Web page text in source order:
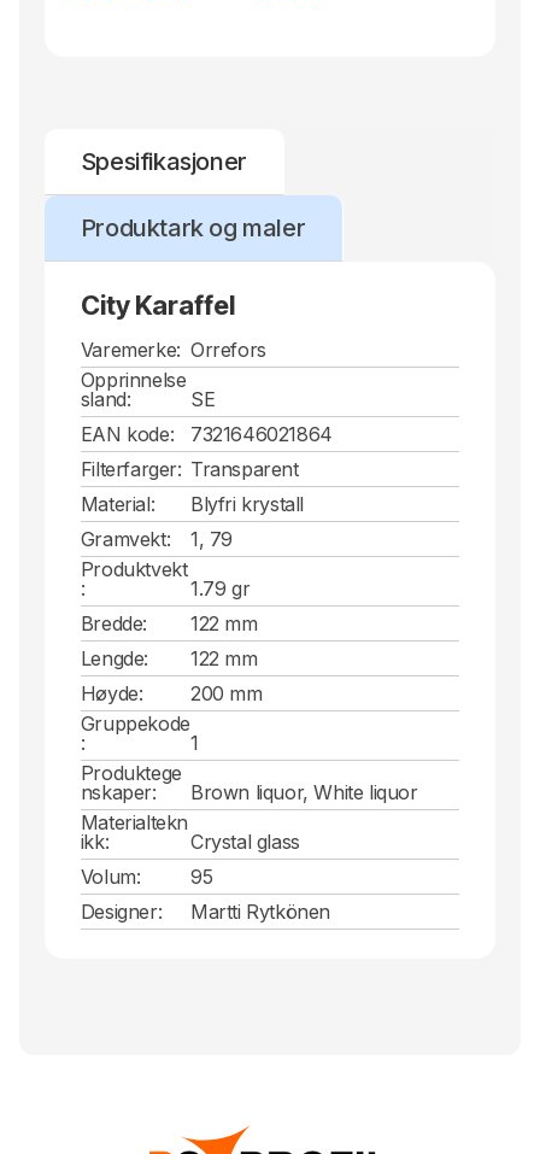
Spesifikasjoner
Produktark og maler
City Karaffel
Varemerke: Orrefors
Opprinnelse
sland:
SE
EAN kode:
7321646021864
Filterfarger: Transparent
Material:
Blyfri krystall
Gramvekt:
1, 79
Produktvekt
:
1.79 gr
Bredde:
122 mm
Lengde:
122 mm
Høyde:
200 mm
Gruppekode
:
1
Produktege
nskaper:
Brown liquor, White liquor
Materialtekn
ikk:
Crystal glass
Volum:
95
Designer:
Martti Rytkönen